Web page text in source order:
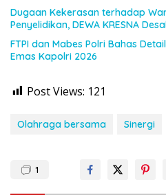
Dugaan Kekerasan terhadap
Penyelidikan, DEWA KRESNA
FTPI dan Mabes Polri Bahas
Emas Kapolri 2026
Post Views: 121
Olahraga bersama Sinergi
1